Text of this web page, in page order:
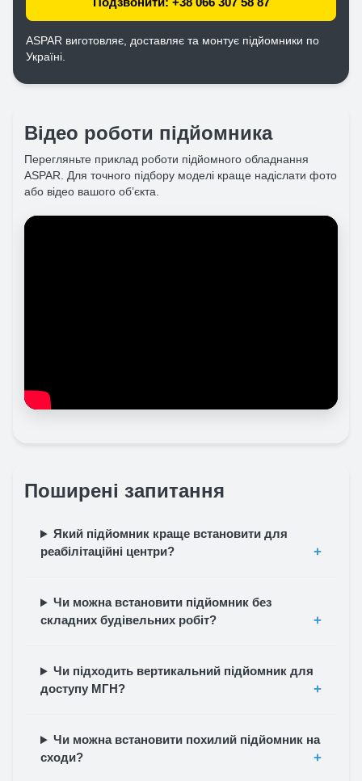
ASPAR виготовляє, доставляє та монтує підйомники по
Україні.
Відео роботи підйомника
Перегляньте приклад роботи підйомного обладнання
ASPAR. Для точного підбору моделі краще надіслати фото
або відео вашого об’єкта.
Поширені запитання
Який підйомник краще встановити для
реабілітаційні центри?
Чи можна встановити підйомник без
складних будівельних робіт?
Чи підходить вертикальний підйомник для
доступу МГН?
Чи можна встановити похилий підйомник на
сходи?